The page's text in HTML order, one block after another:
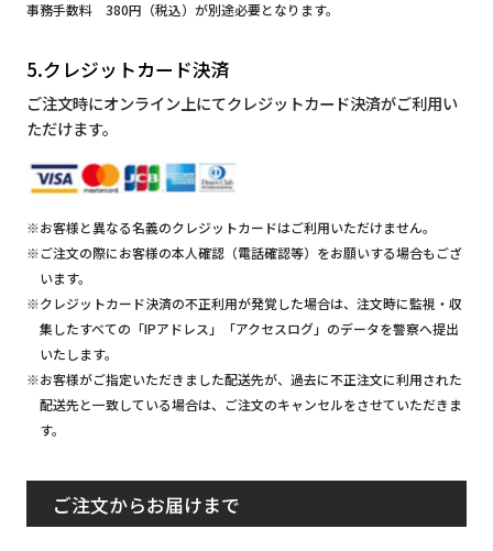
事務手数料 380円（税込）が別途必要となります。
5.クレジットカード決済
ご注文時にオンライン上にてクレジットカード決済がご利用い
ただけます。
※お客様と異なる名義のクレジットカードはご利用いただけません。
※ご注文の際にお客様の本人確認（電話確認等）をお願いする場合もござ
います。
※クレジットカード決済の不正利用が発覚した場合は、注文時に監視・収
集したすべての「IPアドレス」「アクセスログ」のデータを警察へ提出
いたします。
※お客様がご指定いただきました配送先が、過去に不正注文に利用された
配送先と一致している場合は、ご注文のキャンセルをさせていただきま
す。
ご注文からお届けまで